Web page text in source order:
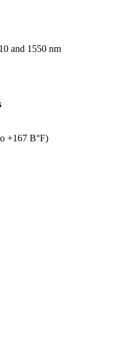
and 1550 nm
+167 В°F)